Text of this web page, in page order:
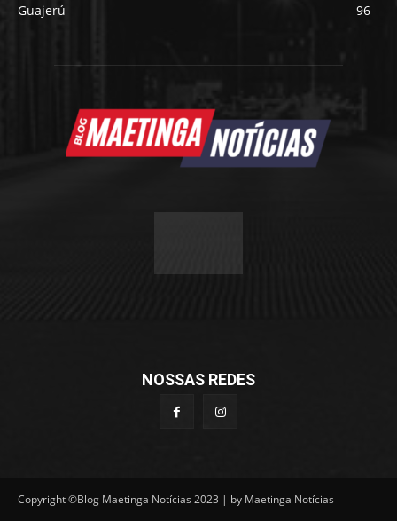
Guajerú
96
NOSSAS REDES
Copyright ©Blog Maetinga Notícias 2023 | by Maetinga Notícias